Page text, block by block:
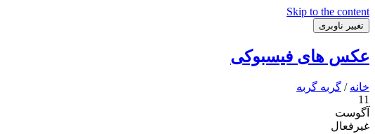
Skip to the content
تغییر ناوبری
عکس های فیسبوکی
خانه / گربه گربه
11
آگوست
غیرفعال